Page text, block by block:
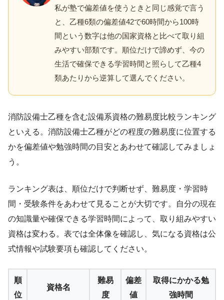
私が塾で偏差値を使うときと同じ感覚で言う
と、乙種6類の偏差値42で60時間から100時
間という数字は他の国家資格と比べて取り組
みやすい部類です。順位だけで諦めず、今の
生活で確保できる学習時間と照らして乙種4
類あたりから逆算して選んでください。
消防設備士乙種を含む設備系資格の難易度比較ランキング
といえる。消防設備士乙種がどの程度の難易度に位置する
かを偏差値や勉強時間の目安とあわせて確認してみましょ
う。
ランキング表は、順位だけで判断せず、難易度・学習時
間・受験条件をあわせて見ることが大切です。自分の現在
の知識量や確保できる学習時間によって、取り組みやすい
資格は変わる。表では全体像を確認し、気になる資格は公
式情報や試験要項も確認してください。
順
位
資格名
難易
度
偏差
値
取得にかかる勉
強時間